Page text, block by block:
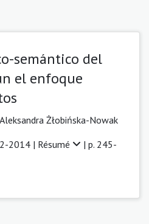
semántico del
el enfoque
Aleksandra Żłobińska-Nowak
2014 | Résumé
| p. 245-